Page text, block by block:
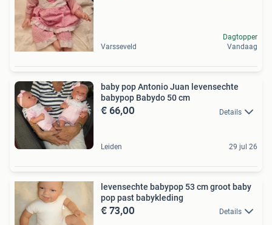
Varsseveld
Dagtopper
Vandaag
baby pop Antonio Juan levensechte
babypop Babydo 50 cm
€ 66,00 Details
Leiden 29 jul 26
levensechte babypop 53 cm groot baby
pop past babykleding
€ 73,00 Details